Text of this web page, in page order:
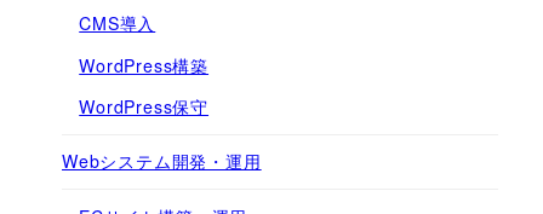
CMS導入
WordPress構築
WordPress保守
Webシステム開発・運用